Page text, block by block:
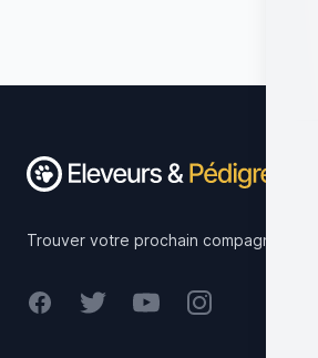
Trouver votre prochain compagnon.
FacebookTwitterYoutubeInstagram